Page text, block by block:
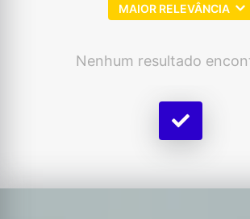
MAIOR RELEVÂNCIA
Nenhum resultado